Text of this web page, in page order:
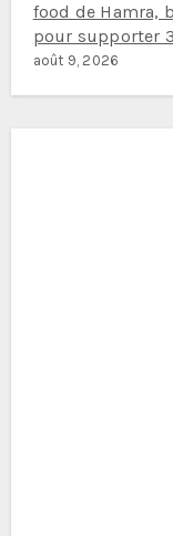
food de Hamra,
pour supporter
août 9, 2026